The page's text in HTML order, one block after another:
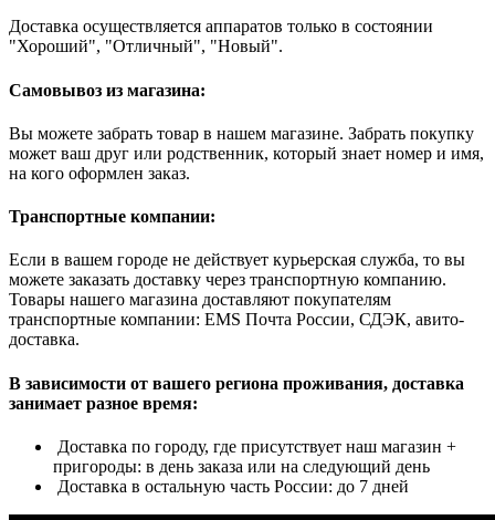
Доставка осуществляется аппаратов только в состоянии
"Хороший", "Отличный", "Новый".
Самовывоз из магазина:
Вы можете забрать товар в нашем магазине. Забрать покупку
может ваш друг или родственник, который знает номер и имя,
на кого оформлен заказ.
Транспортные компании:
Если в вашем городе не действует курьерская служба, то вы
можете заказать доставку через транспортную компанию.
Товары нашего магазина доставляют покупателям
транспортные компании: EMS Почта России, СДЭК, авито-
доставка.
В зависимости от вашего региона проживания, доставка
занимает разное время:
Доставка по городу, где присутствует наш магазин +
пригороды: в день заказа или на следующий день
Доставка в остальную часть России: до 7 дней